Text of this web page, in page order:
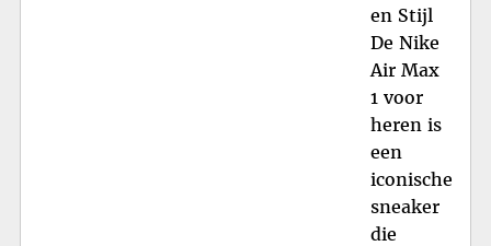
en Stijl
De Nike
Air Max
1 voor
heren is
een
iconische
sneaker
die